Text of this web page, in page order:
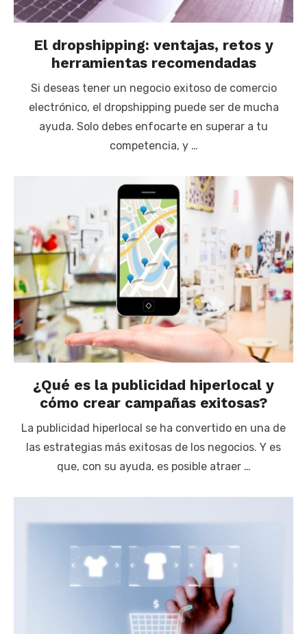
El dropshipping: ventajas, retos y
herramientas recomendadas
Si deseas tener un negocio exitoso de comercio
electrónico, el dropshipping puede ser de mucha
ayuda. Solo debes enfocarte en superar a tu
competencia, y …
¿Qué es la publicidad hiperlocal y
cómo crear campañas exitosas?
La publicidad hiperlocal se ha convertido en una de
las estrategias más exitosas de los negocios. Y es
que, con su ayuda, es posible atraer …